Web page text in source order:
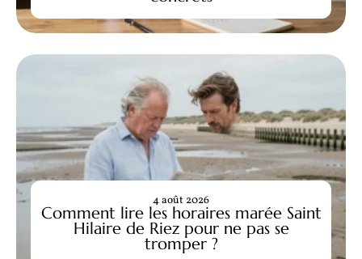
Comment lire les horaires marée Saint
Hilaire de Riez pour ne pas se
tromper ?
4 août 2026